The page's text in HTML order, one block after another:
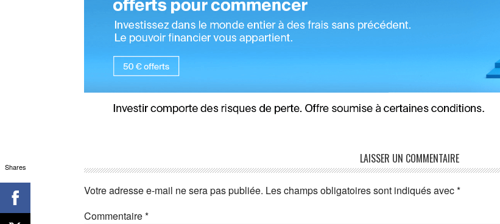
LAISSER UN COMMENTAIRE
Votre adresse e-mail ne sera pas publiée. Les champs obligatoires sont indiqués avec*
Commentaire*
Shares